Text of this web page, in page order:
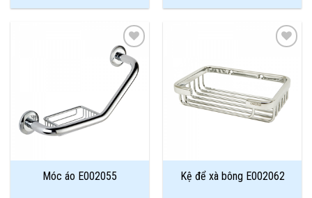
Add to
Wishlist
Móc áo E002055
Add to
Wishlist
Kệ để xà bông E002062